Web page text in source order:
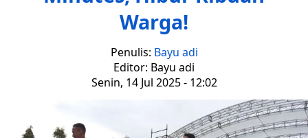
Warga!
Penulis: Bayu adi
Editor: Bayu adi
Senin, 14 Jul 2025 - 12:02